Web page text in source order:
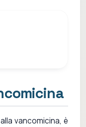
vancomicina, è